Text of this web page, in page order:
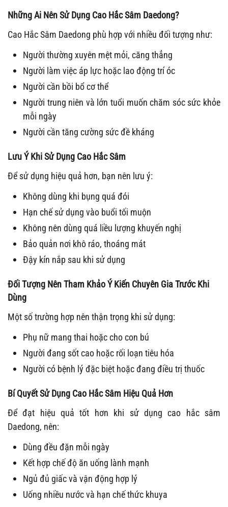
Những Ai Nên Sử Dụng Cao Hắc Sâm Daedong?
Cao Hắc Sâm Daedong phù hợp với nhiều đối tượng như:
Người thường xuyên mệt mỏi, căng thẳng
Người làm việc áp lực hoặc lao động trí óc
Người cần bồi bổ cơ thể
Người trung niên và lớn tuổi muốn chăm sóc sức khỏe
mỗi ngày
Người cần tăng cường sức đề kháng
Lưu Ý Khi Sử Dụng Cao Hắc Sâm
Để sử dụng hiệu quả hơn, bạn nên lưu ý:
Không dùng khi bụng quá đói
Hạn chế sử dụng vào buổi tối muộn
Không nên dùng quá liều lượng khuyến nghị
Bảo quản nơi khô ráo, thoáng mát
Đậy kín nắp sau khi sử dụng
Đối Tượng Nên Tham Khảo Ý Kiến Chuyên Gia Trước Khi
Dùng
Một số trường hợp nên thận trọng khi sử dụng:
Phụ nữ mang thai hoặc cho con bú
Người đang sốt cao hoặc rối loạn tiêu hóa
Người có bệnh lý đặc biệt hoặc đang điều trị thuốc
Bí Quyết Sử Dụng Cao Hắc Sâm Hiệu Quả Hơn
Để đạt hiệu quả tốt hơn khi sử dụng cao hắc sâm
Daedong, nên:
Dùng đều đặn mỗi ngày
Kết hợp chế độ ăn uống lành mạnh
Ngủ đủ giấc và vận động hợp lý
Uống nhiều nước và hạn chế thức khuya